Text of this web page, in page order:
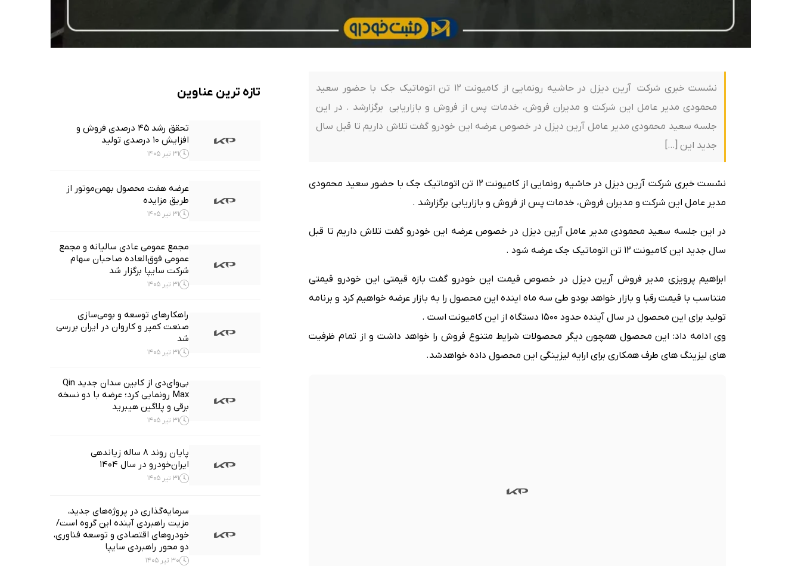
نشست خبری شرکت آرین دیزل در حاشیه رونمایی از کامیونت 12 تن اتوماتیک جک با حضور سعید
محمودی مدیر عامل این شرکت و مدیران فروش، خدمات پس از فروش و بازاریابی برگزارشد . در این
جلسه سعید محمودی مدیر عامل آرین دیزل در خصوص عرضه این خودرو گفت تلاش داریم تا قبل سال
جدید این […]
نشست خبری شرکت آرین دیزل در حاشیه رونمایی از کامیونت 12 تن اتوماتیک جک با حضور سعید محمودی
مدیر عامل این شرکت و مدیران فروش، خدمات پس از فروش و بازاریابی برگزارشد .
در این جلسه سعید محمودی مدیر عامل آرین دیزل در خصوص عرضه این خودرو گفت تلاش داریم تا قبل
سال جدید این کامیونت 12 تن اتوماتیک جک عرضه شود .
ابراهیم پرویزی مدیر فروش آرین دیزل در خصوص قیمت این خودرو گفت بازه قیمتی این خودرو قیمتی
متناسب با قیمت رقبا و بازار خواهد بودو طی سه ماه اینده این محصول را به بازار عرضه خواهیم کرد و برنامه
تولید برای این محصول در سال آینده حدود 1500 دستگاه از این کامیونت است .
وی ادامه داد: این محصول همچون دیگر محصولات شرایط متنوع فروش را خواهد داشت و از تمام ظرفیت
های لیزینگ های طرف همکاری برای ارایه لیزینگی این محصول داده خواهدشد.
تازه ترین عناوین
تحقق رشد ۴۵ درصدی فروش و
افزایش ۱۰ درصدی تولید
31 تیر 1405
عرضه هفت محصول بهمن‌موتور از
طریق مزایده
31 تیر 1405
مجمع عمومی عادی سالیانه و مجمع
عمومی فوق‌العاده صاحبان سهام
شرکت سایپا برگزار شد
31 تیر 1405
راهکارهای توسعه و بومی‌سازی
صنعت کمپر و کاروان در ایران بررسی
شد
31 تیر 1405
بی‌وای‌دی از کابین سدان جدید Qin
Max رونمایی کرد؛ عرضه با دو نسخه
برقی و پلاگین هیبرید
31 تیر 1405
پایان روند ۸ ساله زیاندهی
ایران‌خودرو در سال ۱۴۰۴
31 تیر 1405
سرمایه‌گذاری در پروژه‌های جدید،
مزیت راهبردی آینده این گروه است/
خودروهای اقتصادی و توسعه فناوری،
دو محور راهبردی سایپا
30 تیر 1405